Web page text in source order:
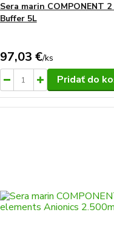
Sera marin COMPONENT
Buffer 5L
97,03 €/ks
Pridať do